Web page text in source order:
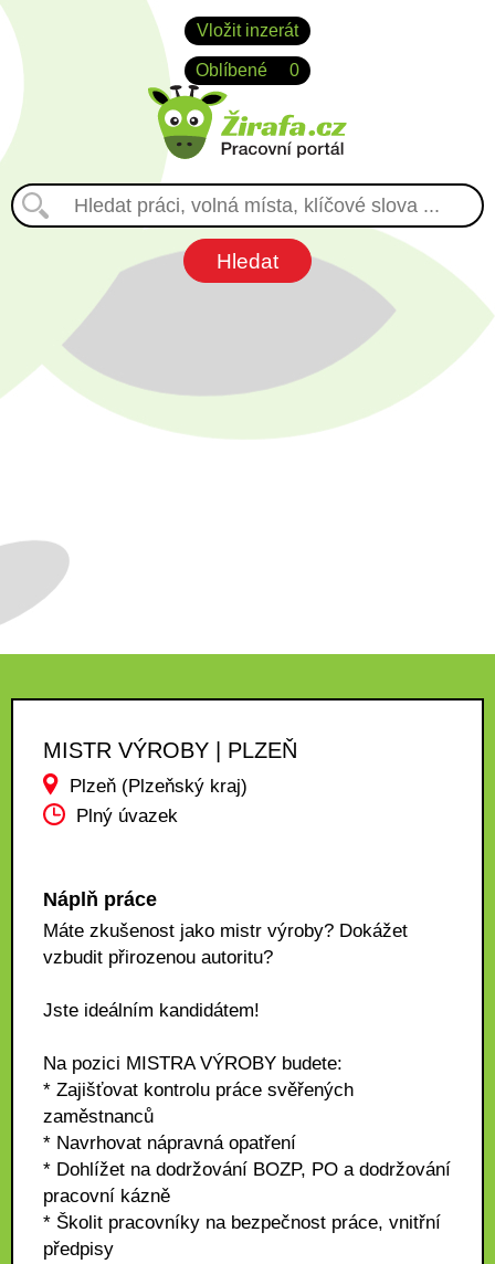
Vložit inzerát
Oblíbené 0
MISTR VÝROBY | PLZEŇ
Plzeň (Plzeňský kraj)
Plný úvazek
Náplň práce
Máte zkušenost jako mistr výroby? Dokážet
vzbudit přirozenou autoritu?
Jste ideálním kandidátem!
Na pozici MISTRA VÝROBY budete:
* Zajišťovat kontrolu práce svěřených
zaměstnanců
* Navrhovat nápravná opatření
* Dohlížet na dodržování BOZP, PO a dodržování
pracovní kázně
* Školit pracovníky na bezpečnost práce, vnitřní
předpisy